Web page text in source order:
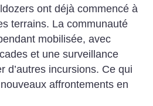
ont déjà commencé à
terrains. La communauté
mobilisée, avec
et une surveillance
d’autres incursions. Ce qui
affrontements en